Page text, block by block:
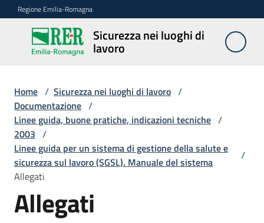
Vai al contenuto
Vai alla navigazione
Vai al footer
Regione Emilia-Romagna
Sicurezza nei luoghi di
lavoro
Sicurezza
nei
lavoro
Notizie
Sicurezza
nelle
costruzioni
Home / Sicurezza nei luoghi di lavoro /
Documentazione /
Linee guida, buone pratiche, indicazioni tecniche /
2003 /
Linee guida per un sistema di gestione della salute e
sicurezza sul lavoro (SGSL). Manuale del sistema
/
Allegati
Allegati